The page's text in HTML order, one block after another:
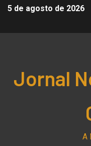
5 de agosto de 2026
Jornal
A